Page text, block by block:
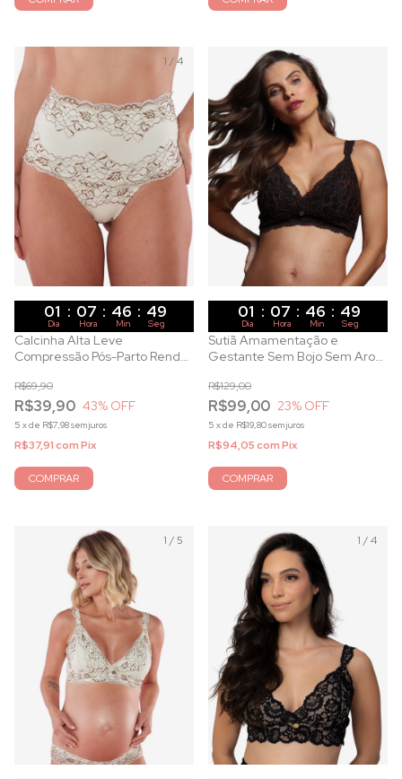
1 /4
01 : 07 : 46 : 47
Dia Hora Min Seg
Calcinha Alta Leve
Compressão Pós-Parto Renda
R$39,90
R$69,90
43% OFF
5 xde R$7,98sem juros
R$37,91comPix
COMPRAR
01 : 07 : 46 : 47
Dia Hora Min Seg
Sutiã Amamentação e
Gestante Sem Bojo Sem Aro
R$99,00
R$129,00
23% OFF
5 xde R$19,80sem juros
R$94,05comPix
COMPRAR
1 / 5 1 /4